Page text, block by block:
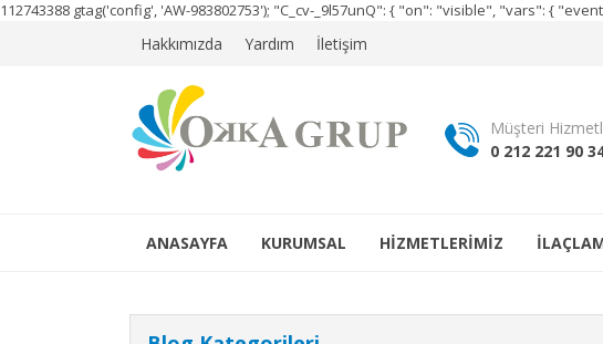
112743388 gtag('config', 'AW-983802753'); "C_cv-_9l57unQ": { "on": "visible", "vars": {
Hakkımızda Yardım İletişim
Müşteri
0 212 221 90
ANASAYFA KURUMSAL HİZMETLERİMİZ